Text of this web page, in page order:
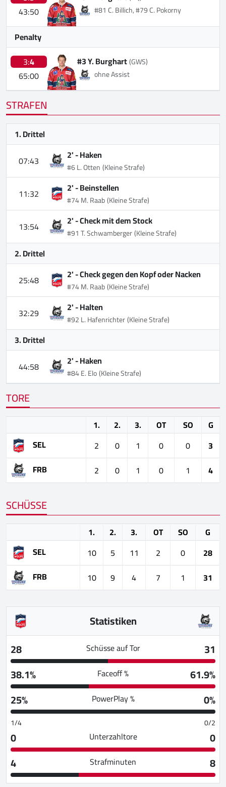
43:50
#81 C. Billich, #79 C. Pokorny
Penalty
3:4
65:00
#3 Y. Burghart(GWS)
ohne Assist
STRAFEN
1. Drittel
07:43
2' -Haken
#6 L. Otten(Kleine Strafe)
11:32 2' -Beinstellen
#74 M. Raab(Kleine Strafe)
13:54 2' -Check mit dem Stock
#91 T. Schwamberger(Kleine Strafe)
2. Drittel
25:48
2' -Check gegen den Kopf oder Nacken
#74 M. Raab(Kleine Strafe)
32:29 2' -Halten
#92 L. Hafenrichter(Kleine Strafe)
3. Drittel
44:58
2' -Haken
#84 E. Elo(Kleine Strafe)
TORE
1. 2. 3. OT SO
G
SEL
2 0 1 0 0
3
FRB
2 0 1 0 1 4
SCHÜSSE
1. 2. 3. OT SO
G
SEL
10 5 11 2 0
28
FRB
10 9 4 7 1 31
Statistiken
28
Schüsse auf Tor
31
38.1%
Faceoff %
61.9%
25%
PowerPlay % 0%
1/4 0/2
0 Unterzahltore
0
4
Strafminuten
8